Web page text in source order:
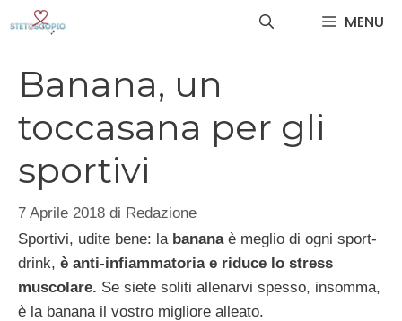
MENU
Banana, un
toccasana per gli
sportivi
7 Aprile 2018 di Redazione
Sportivi, udite bene: la bananaè meglio di ogni sport-
drink, è anti-infiammatoria e riduce lo stress
muscolare. Se siete soliti allenarvi spesso, insomma,
è la banana il vostro migliore alleato.